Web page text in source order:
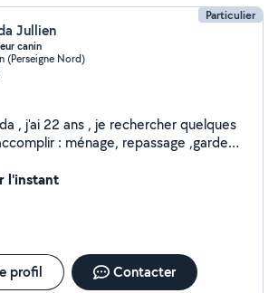
Particulier
Jullien
canin
(Perseigne Nord)
, j'ai 22 ans , je rechercher quelques
: ménage, repassage ,garde
l'instant
profil Contacter